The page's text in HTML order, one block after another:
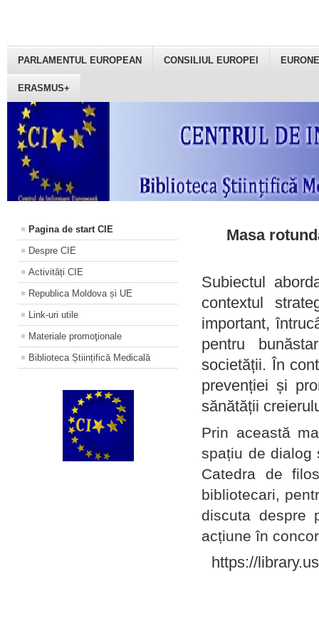
PARLAMENTUL EUROPEAN CONSILIUL EUROPEI
ERASMUS+
Pagina de start CIE
Despre CIE
Activități CIE
Republica Moldova și UE
Link-uri utile
Materiale promoţionale
Biblioteca Științifică Medicală
Masa
Subiectul
contextul
important,
pentru
societății. În
prevenției și
sănătății
Prin această
spațiu de dialog
Catedra de
bibliotecari,
discuta despre
acțiune în
https://